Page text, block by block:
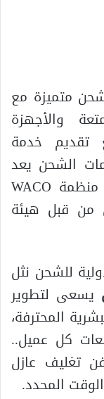
متميزة مع
والأجهزة
تقديم خدمة
الشحن يعد
العضو الوحيد في المملكة ضمن منظمة WACO
من قبل هيئة
للشحن نثل
يسعى لتطوير
المحترفة،
كل عميل..
تغليف عازل
المحدد.